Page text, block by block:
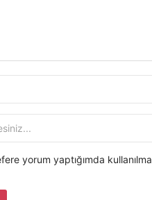
yorum yaptığımda